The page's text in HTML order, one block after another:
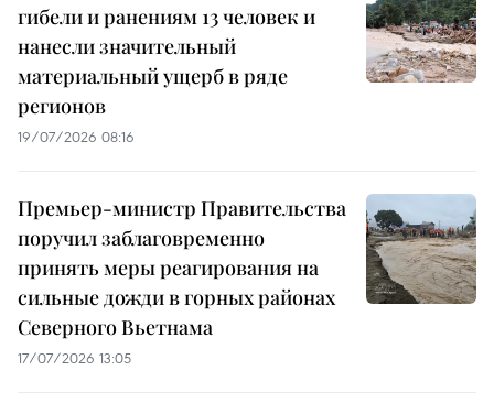
гибели и ранениям 13 человек и
нанесли значительный
материальный ущерб в ряде
регионов
19/07/2026 08:16
Премьер-министр Правительства
поручил заблаговременно
принять меры реагирования на
сильные дожди в горных районах
Северного Вьетнама
17/07/2026 13:05